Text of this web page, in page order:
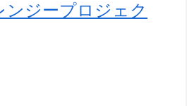
ンジープロジェク